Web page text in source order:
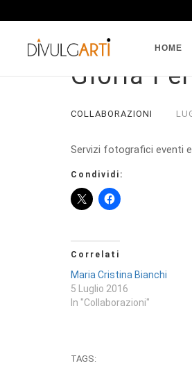
HOME
Gloria
COLLABORAZIONI
Servizi fotografici eventi
Condividi:
Correlati
Maria Cristina Bianchi
5 Luglio 2016
In "Collaborazioni"
TAGS: